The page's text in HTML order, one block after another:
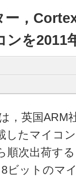
，
ンを2011
，英国ARM
したマイコ
順次出荷す
ビットのマ